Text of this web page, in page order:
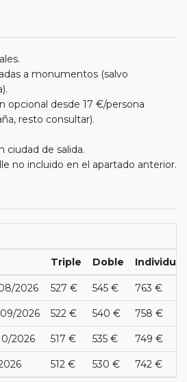
a monumentos (salvo
opcional desde 17 €/persona
resto consultar).
ciudad de salida.
no incluido en el apartado anterior.
Triple Doble Individual
2026 527 € 545 € 763 €
2026 522 € 540 € 758 €
2026 517 € 535 € 749 €
512 € 530 € 742 €